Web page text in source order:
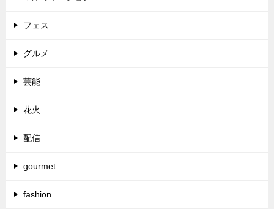
フェス
グルメ
芸能
花火
配信
gourmet
fashion